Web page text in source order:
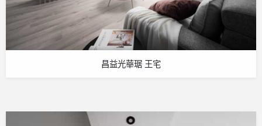
昌益光華琚 王宅